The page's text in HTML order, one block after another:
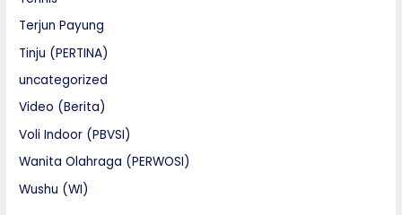
Terjun Payung
Tinju (PERTINA)
uncategorized
Video (Berita)
Voli Indoor (PBVSI)
Wanita Olahraga (PERWOSI)
Wushu (WI)